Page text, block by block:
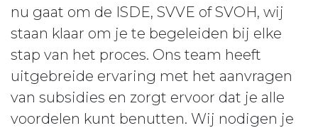
nu gaat om de ISDE, SVVE of SVOH, wij
staan klaar om je te begeleiden bij elke
stap van het proces. Ons team heeft
uitgebreide ervaring met het aanvragen
van subsidies en zorgt ervoor dat je alle
voordelen kunt benutten. Wij nodigen je